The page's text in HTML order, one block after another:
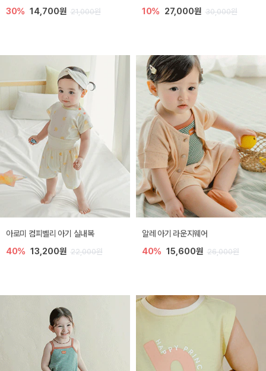
30% 14,700원 21,000원 10% 27,000원 30,000원
아로미 컴피벨리 아기 실내복
40% 13,200원 22,000원
알레 아기 라운지웨어
40% 15,600원 26,000원